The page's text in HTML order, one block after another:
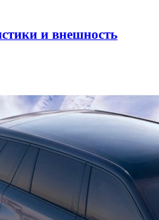
и внешность